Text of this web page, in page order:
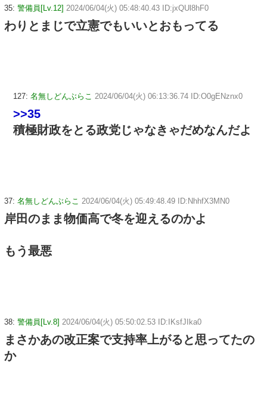
35: 警備員[Lv.12] 2024/06/04(火) 05:48:40.43 ID:jxQUl8hF0
わりとまじで立憲でもいいとおもってる
127: 名無しどんぶらこ 2024/06/04(火) 06:13:36.74 ID:O0gENznx0
>>35
積極財政をとる政党じゃなきゃだめなんだよ
37: 名無しどんぶらこ 2024/06/04(火) 05:49:48.49 ID:NhhfX3MN0
岸田のまま物価高で冬を迎えるのかよ
もう最悪
38: 警備員[Lv.8] 2024/06/04(火) 05:50:02.53 ID:IKsfJIka0
まさかあの改正案で支持率上がると思ってたの
か